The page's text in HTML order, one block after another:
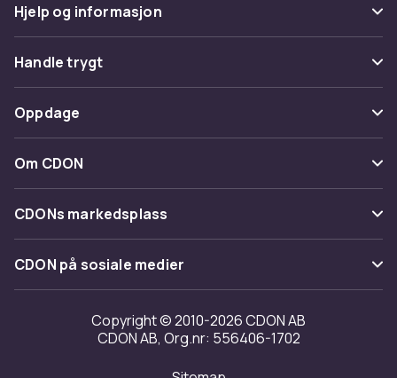
Hjelp og informasjon
Vanlige spørsmål
Spor pakke
Angre & returner her
Kontakt oss
Handle trygt
Betaling
Levering
Tilbakekallinger
Oppdage
Kategorier
Varemerker
Om CDON
Om oss
Kundeanmeldelser
Jobbe på CDON
Investor relations
Tilgjengelighet
CDONs markedsplass
Merchant Help Center
CDON på sosiale medier
Copyright © 2010-2026 CDON AB
CDON AB, Org.nr: 556406-1702